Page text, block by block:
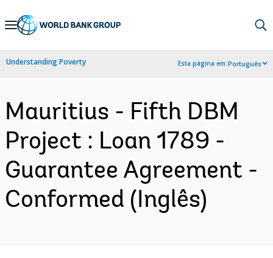
Skip
Navigation
Understanding Poverty Esta página em:Português
Mauritius - Fifth DBM
Project : Loan 1789 -
Guarantee Agreement -
Conformed (Inglês)